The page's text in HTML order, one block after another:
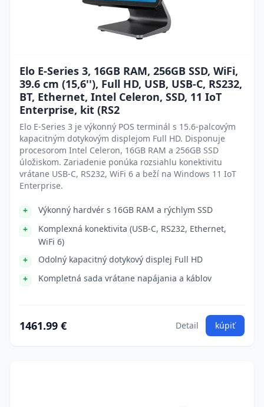
Elo E-Series 3, 16GB RAM, 256GB SSD, WiFi,
39.6 cm (15,6''), Full HD, USB, USB-C, RS232,
BT, Ethernet, Intel Celeron, SSD, 11 IoT
Enterprise, kit (RS2
Elo E-Series 3 je výkonný POS terminál s 15.6-palcovým
kapacitným dotykovým displejom Full HD. Disponuje
procesorom Intel Celeron, 16GB RAM a 256GB SSD
úložiskom. Zariadenie ponúka rozsiahlu konektivitu
vrátane USB-C, RS232, WiFi 6 a beží na Windows 11 IoT
Enterprise.
Výkonný hardvér s 16GB RAM a rýchlym SSD
Komplexná konektivita (USB-C, RS232, Ethernet,
WiFi 6)
Odolný kapacitný dotykový displej Full HD
Kompletná sada vrátane napájania a káblov
1461.99 € Detail kúpiť